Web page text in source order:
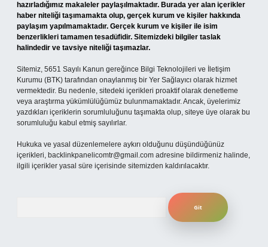
hazırladığımız makaleler paylaşılmaktadır. Burada yer alan içerikler
haber niteliği taşımamakta olup, gerçek kurum ve kişiler hakkında
paylaşım yapılmamaktadır. Gerçek kurum ve kişiler ile isim
benzerlikleri tamamen tesadüfidir. Sitemizdeki bilgiler taslak
halindedir ve tavsiye niteliği taşımazlar.
Sitemiz, 5651 Sayılı Kanun gereğince Bilgi Teknolojileri ve İletişim
Kurumu (BTK) tarafından onaylanmış bir Yer Sağlayıcı olarak hizmet
vermektedir. Bu nedenle, sitedeki içerikleri proaktif olarak denetleme
veya araştırma yükümlülüğümüz bulunmamaktadır. Ancak, üyelerimiz
yazdıkları içeriklerin sorumluluğunu taşımakta olup, siteye üye olarak bu
sorumluluğu kabul etmiş sayılırlar.
Hukuka ve yasal düzenlemelere aykırı olduğunu düşündüğünüz
içerikleri, backlinkpanelicomtr@gmail.com adresine bildirmeniz halinde,
ilgili içerikler yasal süre içerisinde sitemizden kaldırılacaktır.